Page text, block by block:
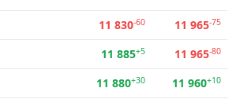
11 830-60 11 965-75
11 885+5 11 965-80
11 880+30 11 960+10